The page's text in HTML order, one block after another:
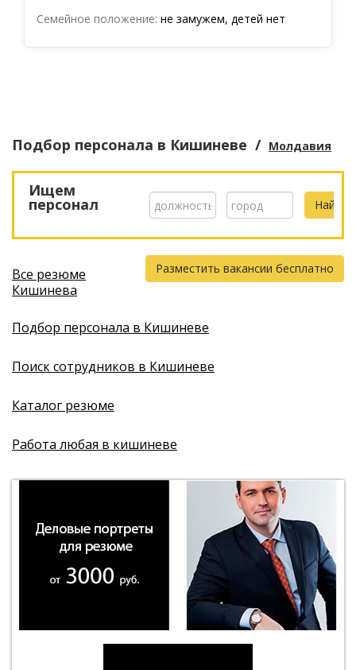
Семейное положение: не замужем, детей нет
Подбор персонала в Кишиневе / Молдавия
Ищем
персонал
Разместить вакансии бесплатно
Все резюме
Кишинева
Подбор персонала в Кишиневе
Поиск сотрудников в Кишиневе
Каталог резюме
Работа любая в кишиневе